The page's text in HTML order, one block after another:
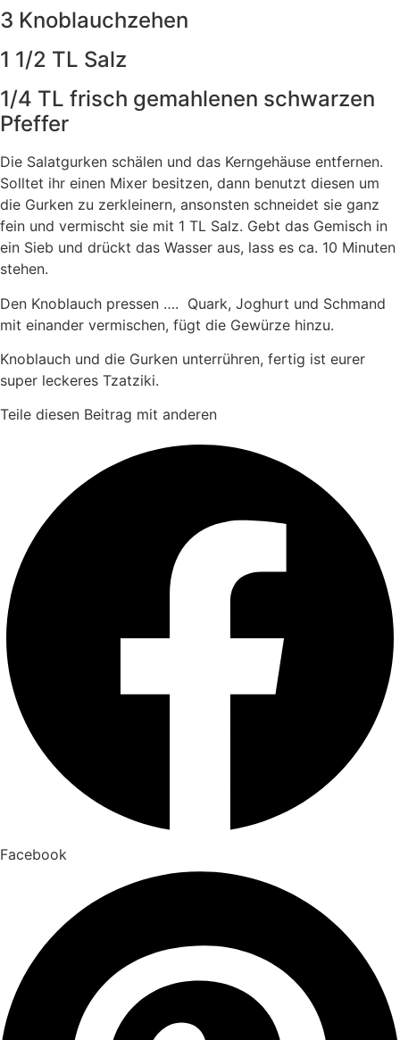
3 Knoblauchzehen
1 1/2 TL Salz
1/4 TL frisch gemahlenen schwarzen
Pfeffer
Die Salatgurken schälen und das Kerngehäuse entfernen.
Solltet ihr einen Mixer besitzen, dann benutzt diesen um
die Gurken zu zerkleinern, ansonsten schneidet sie ganz
fein und vermischt sie mit 1 TL Salz. Gebt das Gemisch in
ein Sieb und drückt das Wasser aus, lass es ca. 10 Minuten
stehen.
Den Knoblauch pressen …. Quark, Joghurt und Schmand
mit einander vermischen, fügt die Gewürze hinzu.
Knoblauch und die Gurken unterrühren, fertig ist eurer
super leckeres Tzatziki.
Teile diesen Beitrag mit anderen
Facebook